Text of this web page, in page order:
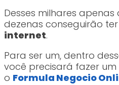
Desses milhares
dezenas conseguirão
internet.
Para ser um, dentro
você precisará fazer
o Formula Negocio